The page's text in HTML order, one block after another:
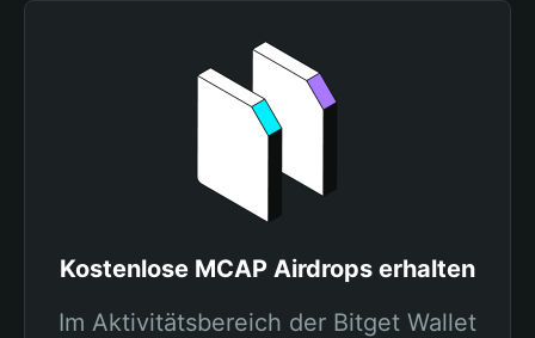
Kostenlose MCAP Airdrops erhalten
Im Aktivitätsbereich der Bitget Wallet